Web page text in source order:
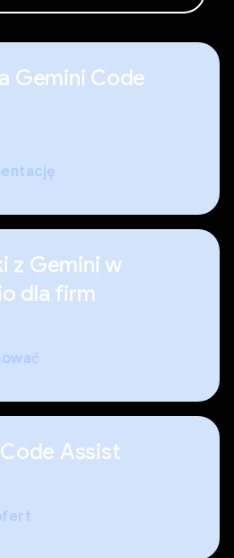
Gemini Code
z Gemini w
dla firm
Assist